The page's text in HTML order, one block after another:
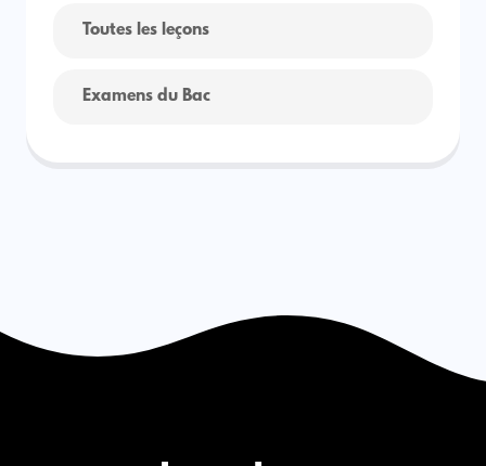
Toutes les leçons
Examens du Bac